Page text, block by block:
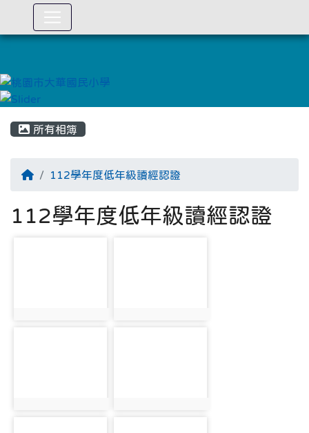
所有相簿
112學年度低年級讀經認證
112學年度低年級讀經認證